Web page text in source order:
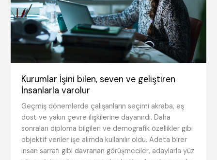
Kurumlar İşini bilen, seven ve geliştiren
İnsanlarla varolur
Geçmiş dönemlerde çalışanların seçimi akraba, eş
dost ve yakın çevre ilişkilerine dayanırdı. Daha
sonraları diploma bilgileri ve demografik özellikler gibi
objektif veriler işe alımda kullanılır oldu. Adeta birer
insan sarrafı gibi davranan görüşmeciler, adaylarla yüz